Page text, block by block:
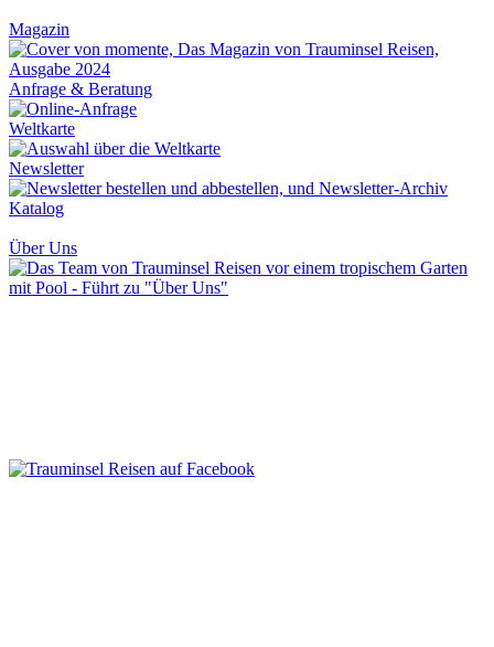
Magazin
Anfrage & Beratung
Weltkarte
Newsletter
Katalog
Über Uns